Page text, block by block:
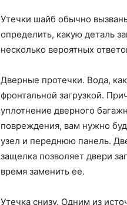
Утечки шайб обычно
определить, какую деталь
несколько вероятных
Дверные протечки. Вода,
фронтальной загрузкой.
уплотнение дверного
повреждения, вам нужно
узел и переднюю панель.
защелка позволяет двери
время заменить ее.
Утечка снизу. Одним из